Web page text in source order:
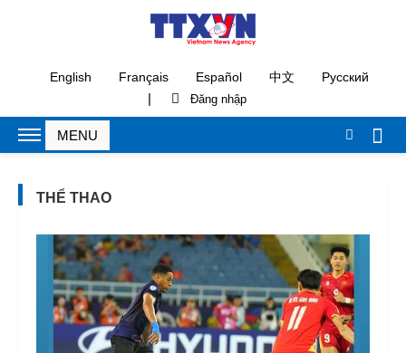
English Français Español 中文 Русский
|
THỂ THAO